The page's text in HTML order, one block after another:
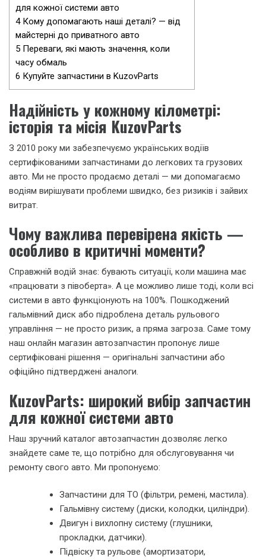
для кожної системи авто
4Кому допомагають наші деталі? — від
майстерні до приватного авто
5 Переваги, які мають значення, коли
часу обмаль
6 Купуйте запчастини в KuzovParts
Надійність у кожному кілометрі:
історія та місія KuzovParts
З 2010 року ми забезпечуємо українських водіїв
сертифікованими запчастинами до легкових та грузових
авто. Ми не просто продаємо деталі — ми допомагаємо
водіям вирішувати проблеми швидко, без ризиків і зайвих
витрат.
Чому важлива перевірена якість —
особливо в критичні моменти?
Справжній водій знає: бувають ситуації, коли машина має
«працювати з півоберта». А це можливо лише тоді, коли всі
системи в авто функціонують на 100%. Пошкоджений
гальмівний диск або підроблена деталь рульового
управління — не просто ризик, а пряма загроза. Саме тому
наш онлайн магазин автозапчастин пропонує лише
сертифіковані рішення — оригінальні запчастини або
офіційно підтверджені аналоги.
KuzovParts: широкий вибір запчастин
для кожної системи авто
Наш зручний каталог автозапчастин дозволяє легко
знайдете саме те, що потрібно для обслуговування чи
ремонту свого авто. Ми пропонуємо:
Запчастини для ТО (фільтри, ремені, мастила).
Гальмівну систему (диски, колодки, циліндри).
Двигун і вихлопну систему (глушники,
прокладки, датчики).
Підвіску та рульове (амортизатори,